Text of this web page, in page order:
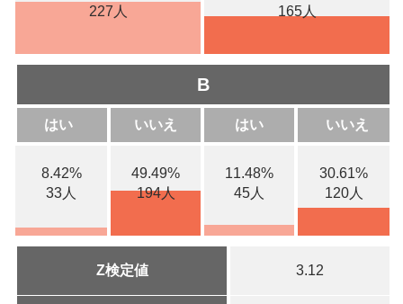
227人
165人
B
はい いいえ はい いいえ
8.42%
33人
49.49%
194人
11.48%
45人
30.61%
120人
Z検定値 3.12